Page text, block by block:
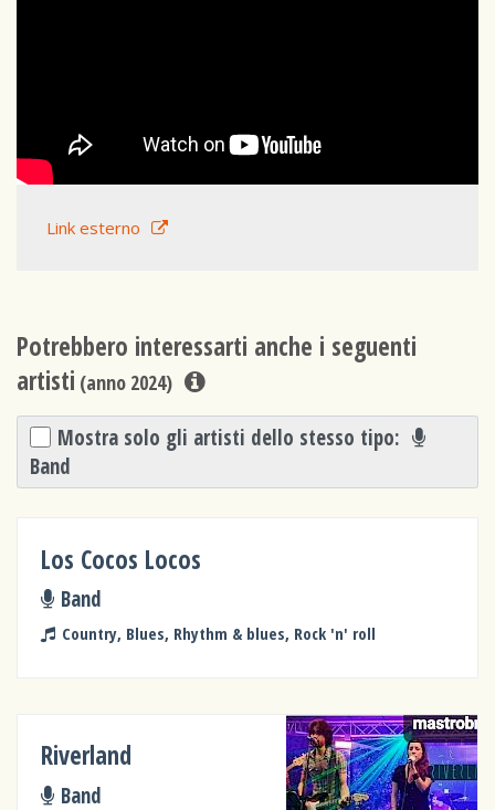
Link esterno
Potrebbero interessarti anche i seguenti
artisti (anno 2024)
Mostra solo gli artisti dello stesso tipo:
Band
Los Cocos Locos
Band
Country, Blues, Rhythm & blues, Rock 'n' roll
Riverland
Band